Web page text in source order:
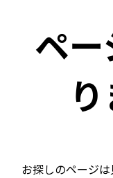
ペ
お探しのページ